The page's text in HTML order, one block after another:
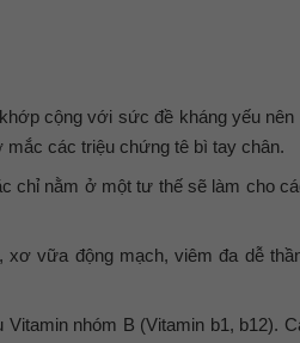
cộng với sức đề kháng yếu nên
các triệu chứng tê bì tay chân.
chỉ nằm ở một tư thế sẽ làm cho
vữa động mạch, viêm đa dễ
nhóm B (Vitamin b1, b12).